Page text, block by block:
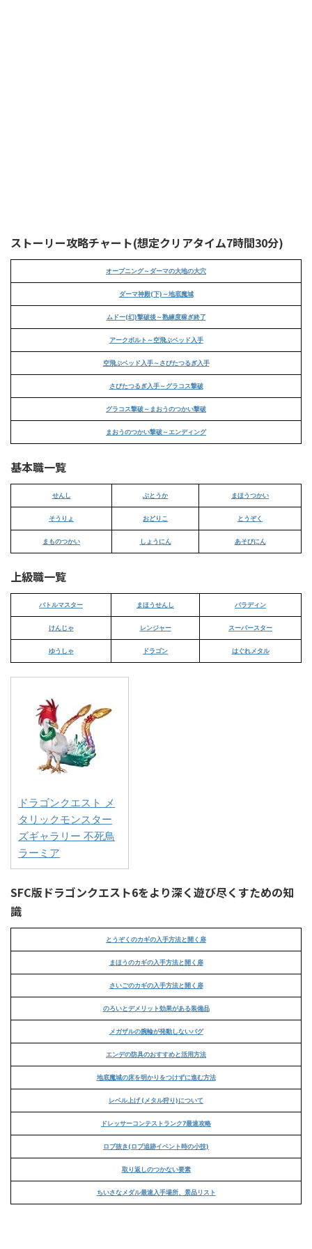
ストーリー攻略チャート(想定クリアタイム7時間30分)
オープニング～ダーマの大地の大穴
ダーマ神殿(下)～地底魔城
ムドー(幻)撃破後～熟練度稼ぎ終了
アークボルト～空飛ぶベッド入手
空飛ぶベッド入手～さびたつるぎ入手
さびたつるぎ入手～グラコス撃破
グラコス撃破～まおうのつかい撃破
まおうのつかい撃破～エンディング
基本職一覧
せんし ぶとうか まほうつかい
そうりょ おどりこ とうぞく
まものつかい しょうにん あそびにん
上級職一覧
バトルマスター まほうせんし パラディン
けんじゃ レンジャー スーパースター
ゆうしゃ ドラゴン はぐれメタル
ドラゴンクエスト メ
タリックモンスター
ズギャラリー 不死鳥
ラーミア
SFC版ドラゴンクエスト6をより深く遊び尽くすための知
識
とうぞくのカギの入手方法と開く扉
まほうのカギの入手方法と開く扉
さいごのカギの入手方法と開く扉
のろいとデメリット効果がある装備品
メガザルの腕輪が発動しないバグ
エンデの防具のおすすめと活用方法
地底魔城の床を明かりをつけずに進む方法
レベル上げ (メタル狩り)について
ドレッサーコンテストランク7最速攻略
ロブ抜き(ロブ追跡イベント時の小技)
取り返しのつかない要素
ちいさなメダル最速入手場所、景品リスト